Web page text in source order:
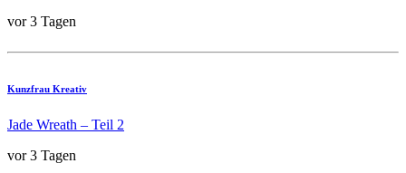
vor 3 Tagen
Kunzfrau Kreativ
Jade Wreath – Teil 2
vor 3 Tagen